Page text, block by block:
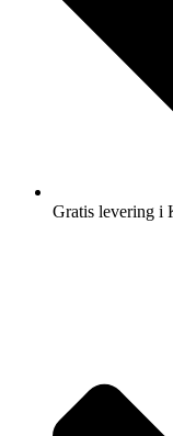
Gratis levering i